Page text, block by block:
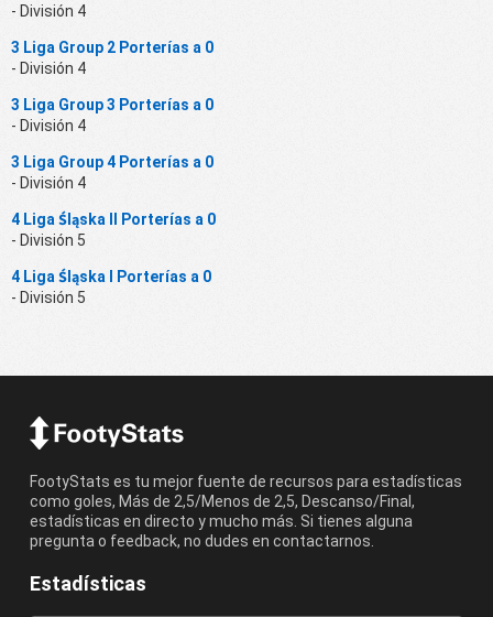
- División 4
3 Liga Group 2 Porterías a 0
- División 4
3 Liga Group 3 Porterías a 0
- División 4
3 Liga Group 4 Porterías a 0
- División 4
4 Liga Śląska II Porterías a 0
- División 5
4 Liga Śląska I Porterías a 0
- División 5
FootyStats es tu mejor fuente de recursos para estadísticas
como goles, Más de 2,5/Menos de 2,5, Descanso/Final,
estadísticas en directo y mucho más. Si tienes alguna
pregunta o feedback, no dudes en contactarnos.
Estadísticas